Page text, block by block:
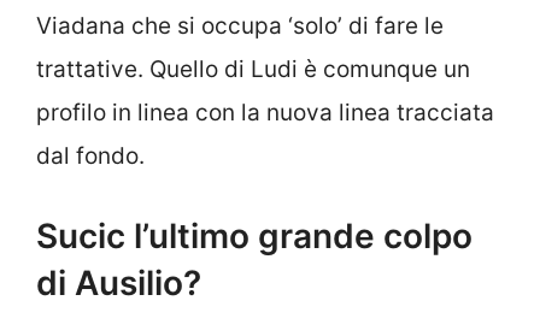
Viadana che si occupa ‘solo’ di fare le
trattative. Quello di Ludi è comunque un
profilo in linea con la nuova linea tracciata
dal fondo.
Sucic l’ultimo grande colpo
di Ausilio?